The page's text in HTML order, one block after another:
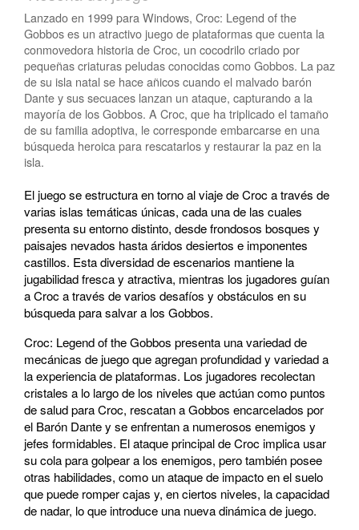
Lanzado en 1999 para Windows, Croc: Legend of the
Gobbos es un atractivo juego de plataformas que cuenta la
conmovedora historia de Croc, un cocodrilo criado por
pequeñas criaturas peludas conocidas como Gobbos. La paz
de su isla natal se hace añicos cuando el malvado barón
Dante y sus secuaces lanzan un ataque, capturando a la
mayoría de los Gobbos. A Croc, que ha triplicado el tamaño
de su familia adoptiva, le corresponde embarcarse en una
búsqueda heroica para rescatarlos y restaurar la paz en la
isla.
El juego se estructura en torno al viaje de Croc a través de
varias islas temáticas únicas, cada una de las cuales
presenta su entorno distinto, desde frondosos bosques y
paisajes nevados hasta áridos desiertos e imponentes
castillos. Esta diversidad de escenarios mantiene la
jugabilidad fresca y atractiva, mientras los jugadores guían
a Croc a través de varios desafíos y obstáculos en su
búsqueda para salvar a los Gobbos.
Croc: Legend of the Gobbos presenta una variedad de
mecánicas de juego que agregan profundidad y variedad a
la experiencia de plataformas. Los jugadores recolectan
cristales a lo largo de los niveles que actúan como puntos
de salud para Croc, rescatan a Gobbos encarcelados por
el Barón Dante y se enfrentan a numerosos enemigos y
jefes formidables. El ataque principal de Croc implica usar
su cola para golpear a los enemigos, pero también posee
otras habilidades, como un ataque de impacto en el suelo
que puede romper cajas y, en ciertos niveles, la capacidad
de nadar, lo que introduce una nueva dinámica de juego.